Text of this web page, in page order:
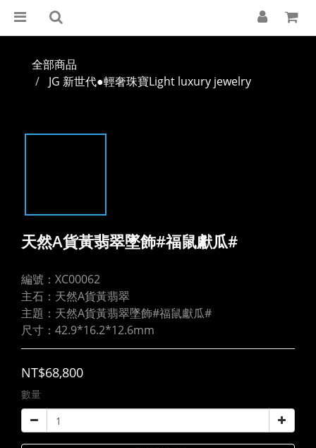
全部商品
JG 新世代●輕奢珠寶Light luxury jewelry
天然A貨黃翡翠墜飾#福鼠獻瓜#
編號：XC00062
主石：天然A貨黃翡翠
主題：天然A貨黃翡翠墜飾#福鼠獻瓜#
尺寸：42.9*16.2*12.6mm
NT$68,800
數量